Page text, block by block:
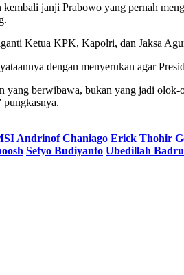
janji Prabowo yang pernah
Ketua KPK, Kapolri, dan Jaksa
dengan menyerukan agar
yang berwibawa, bukan yang jadi
Andrinof Chaniago Erick Thohir
Setyo Budiyanto Ubedillah